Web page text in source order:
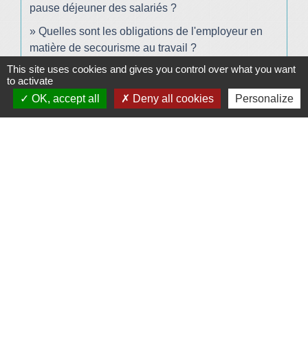
pause déjeuner des salariés ?
Quelles sont les obligations de l'employeur en
matière de secourisme au travail ?
Que doit faire l'employeur en cas de décès d'un
salarié ?
Quelles sont les obligations d'affichage dans une
This site uses cookies and gives you control over what you want
to activate
OK, accept all
Deny all cookies Personalize